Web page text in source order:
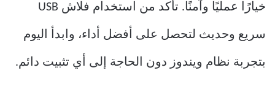
خيارًا عمليًا وآمنًا. تأكد من استخدام فلاش USB
سريع وحديث لتحصل على أفضل أداء، وابدأ اليوم
بتجربة نظام ويندوز دون الحاجة إلى أي تثبيت دائم.